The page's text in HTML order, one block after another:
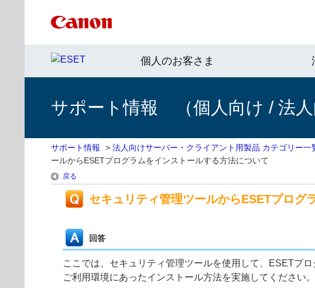
個人のお客さま
サポート情報 （個人向け / 法人
サポート情報 > 法人向けサーバー・クライアント用製品 カテゴリー一
ールからESETプログラムをインストールする方法について
戻る
セキュリティ管理ツールからESETプログ
回答
ここでは、セキュリティ管理ツールを使用して、ESETプ
ご利用環境にあったインストール方法を実施してください。